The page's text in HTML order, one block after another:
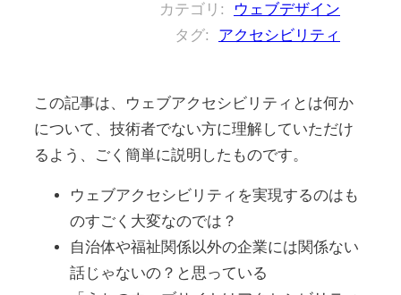
カテゴリ:
ウェブデザイン
タグ:
アクセシビリティ
この記事は、ウェブアクセシビリティとは何か
について、技術者でない方に理解していただけ
るよう、ごく簡単に説明したものです。
ウェブアクセシビリティを実現するのはも
のすごく大変なのでは？
自治体や福祉関係以外の企業には関係ない
話じゃないの？と思っている